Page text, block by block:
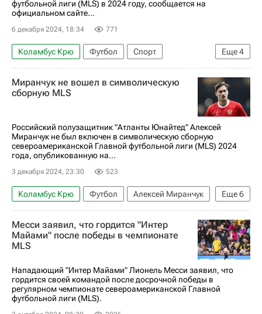
футбольной лиги (MLS) в 2024 году, сообщается на
официальном сайте...
6 декабря 2024, 18:34 771
Еще4
Коламбус Крю Футбол
Спорт
Лионель Месси
Интер
Major League Soccer 2025
Хуан Эрнандес
Миранчук не вошел в символическую
сборную MLS
Российский полузащитник "Атланты Юнайтед" Алексей
Миранчук не был включен в символическую сборную
североамериканской Главной футбольной лиги (MLS) 2024
года, опубликованную на...
3 декабря 2024, 23:30 523
Еще6
Коламбус Крю Футбол
Алексей Миранчук
Лионель Месси
Стивен Морейра
Лос-Анджелес Гэлакси
Major League Soccer 2025
Интер Майами
Месси заявил, что гордится "Интер
Майами" после победы в чемпионате
MLS
Нападающий "Интер Майами" Лионель Месси заявил, что
гордится своей командой после досрочной победы в
регулярном чемпионате североамериканской Главной
футбольной лиги (MLS).